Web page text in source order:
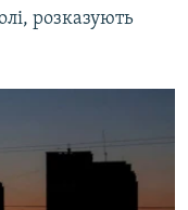
розказують